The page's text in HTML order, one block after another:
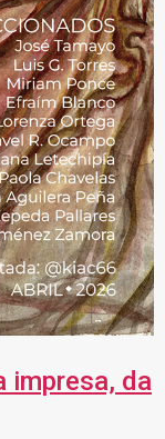
impresa, da